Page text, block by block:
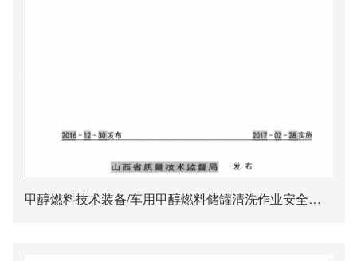
甲醇燃料技术装备/车用甲醇燃料储罐清洗作业安全规范